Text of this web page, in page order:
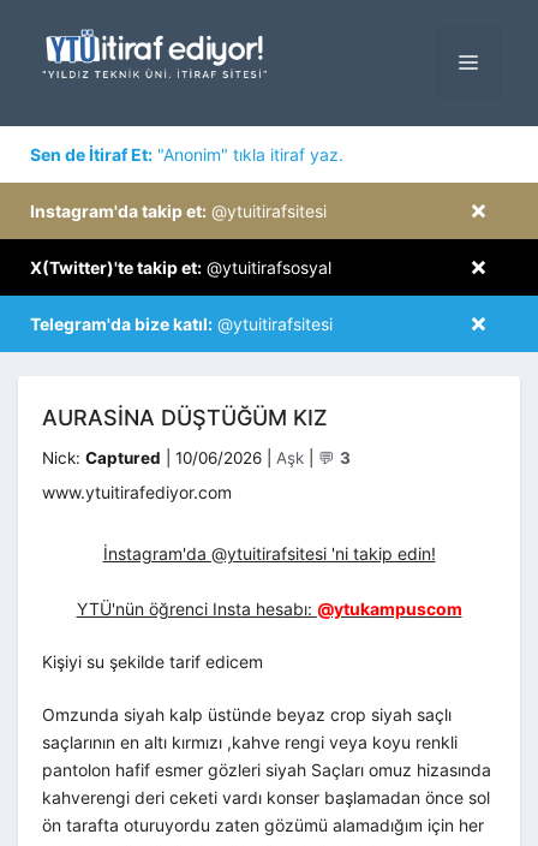
MENÜ
Sen de İtiraf Et: "Anonim" tıkla itiraf yaz.
×
Instagram'da takip et: @ytuitirafsitesi
×
X(Twitter)'te takip et: @ytuitirafsosyal
×
Telegram'da bize katıl: @ytuitirafsitesi
AURASINA DÜŞTÜĞÜM KIZ
Nick: Captured 10/06/2026 Kategoriler
Aşk 💬 3
www.ytuitirafediyor.com
İnstagram'da @ytuitirafsitesi 'ni takip edin!
YTÜ'nün öğrenci Insta hesabı: @ytukampuscom
Kişiyi su şekilde tarif edicem
Omzunda siyah kalp üstünde beyaz crop siyah saçlı
saçlarının en altı kırmızı ,kahve rengi veya koyu renkli
pantolon hafif esmer gözleri siyah Saçları omuz hizasında
kahverengi deri ceketi vardı konser başlamadan önce sol
ön tarafta oturuyordu zaten gözümü alamadığım için her